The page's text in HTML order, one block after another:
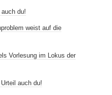
du!
weist auf die
Vorlesung im Lokus der
Urteil auch du!